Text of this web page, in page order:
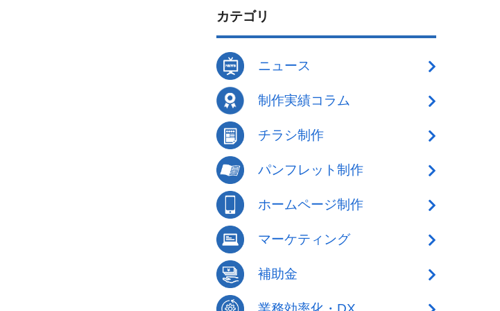
カテゴリ
ニュース
制作実績コラム
チラシ制作
パンフレット制作
ホームページ制作
マーケティング
補助金